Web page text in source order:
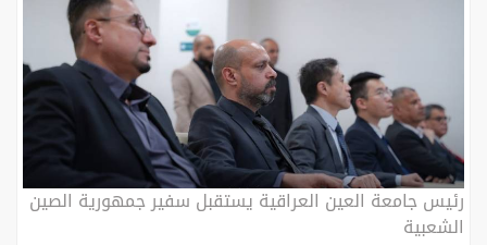
رئيس جامعة العين العراقية يستقبل سفير جمهورية الصين
الشعبية